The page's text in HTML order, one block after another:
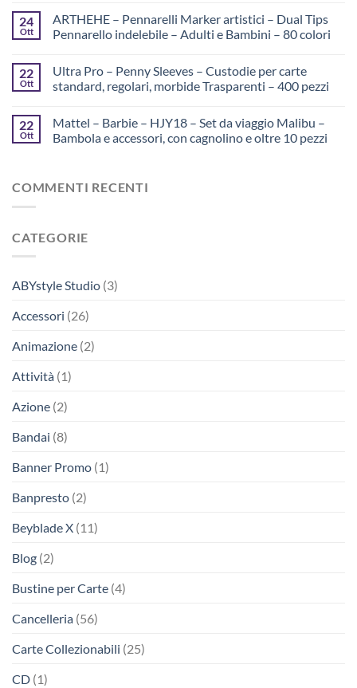
24
Ott
ARTHEHE – Pennarelli Marker artistici – Dual Tips
Pennarello indelebile – Adulti e Bambini – 80 colori
22
Ott
Ultra Pro – Penny Sleeves – Custodie per carte
standard, regolari, morbide Trasparenti – 400 pezzi
22
Ott
Mattel – Barbie – HJY18 – Set da viaggio Malibu –
Bambola e accessori, con cagnolino e oltre 10 pezzi
COMMENTI RECENTI
CATEGORIE
ABYstyle Studio (3)
Accessori (26)
Animazione (2)
Attività (1)
Azione (2)
Bandai (8)
Banner Promo (1)
Banpresto (2)
Beyblade X (11)
Blog (2)
Bustine per Carte (4)
Cancelleria (56)
Carte Collezionabili (25)
CD (1)